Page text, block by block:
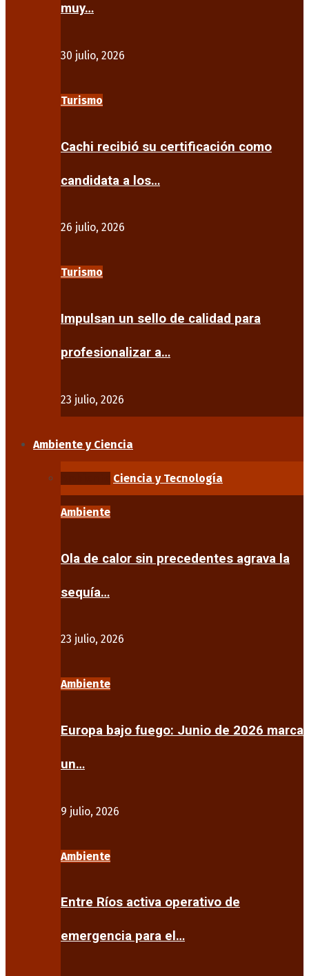
muy…
30 julio, 2026
Turismo
Cachi recibió su certificación como
candidata a los…
26 julio, 2026
Turismo
Impulsan un sello de calidad para
profesionalizar a…
23 julio, 2026
Ambiente y Ciencia
Ciencia y Tecnología
Ambiente
Ola de calor sin precedentes agrava la
sequía…
23 julio, 2026
Ambiente
Europa bajo fuego: Junio de 2026 marca
un…
9 julio, 2026
Ambiente
Entre Ríos activa operativo de
emergencia para el…